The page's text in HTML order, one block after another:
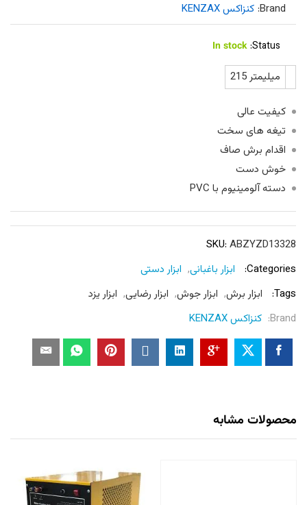
Brand: کنزاکس KENZAX
Status:
In stock
215 میلیمتر
کیفیت عالی
تیغه های سخت
اقدام برش صاف
خوش دست
دسته آلومینیوم با PVC
SKU: ABZYZD13328
Categories:
ابزار باغبانی, ابزار دستی
Tags:
ابزار برش, ابزار جوش, ابزار رضایی, ابزار یزد
Brand: کنزاکس KENZAX
محصولات مشابه